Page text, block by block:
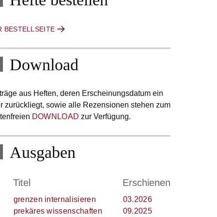
BESTELLSEITE
Download
aus Heften, deren Erscheinungsdatum ein
zurückliegt, sowie alle Rezensionen stehen zum
DOWNLOAD zur Verfügung.
Ausgaben
Titel Erschienen
grenzen internalisieren
03.2026
prekäres wissenschaften 09.2025